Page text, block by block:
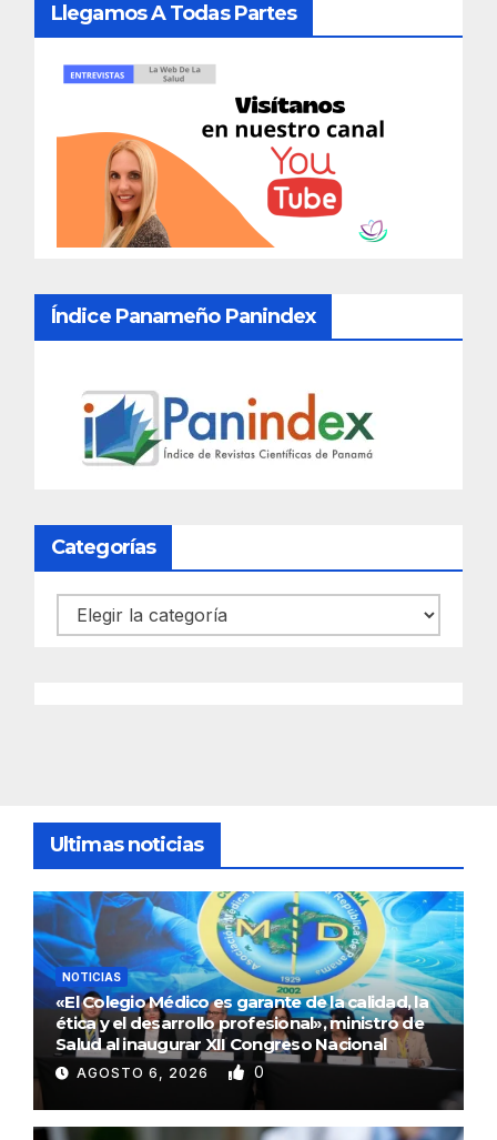
Llegamos A Todas Partes
Índice Panameño Panindex
Categorías
Categorías
Ultimas noticias
NOTICIAS
«El Colegio Médico es garante de la calidad, la
ética y el desarrollo profesional», ministro de
Salud al inaugurar XII Congreso Nacional
AGOSTO 6, 2026 0